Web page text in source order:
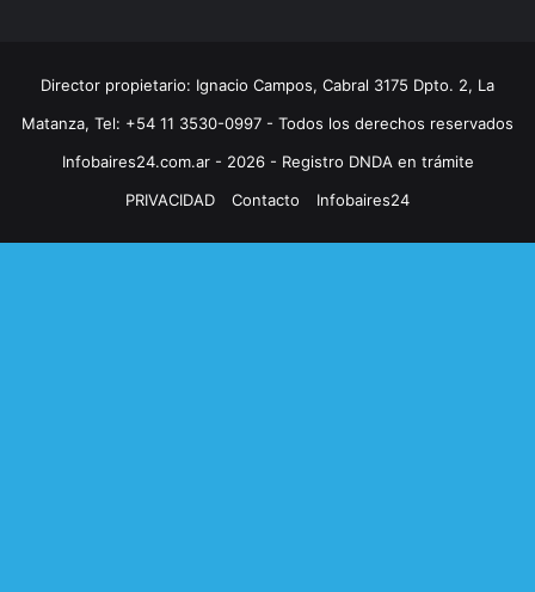
Director propietario: Ignacio Campos, Cabral 3175 Dpto. 2, La
Matanza, Tel: +54 11 3530-0997 - Todos los derechos reservados
Infobaires24.com.ar - 2026 - Registro DNDA en trámite
PRIVACIDAD
Contacto Infobaires24